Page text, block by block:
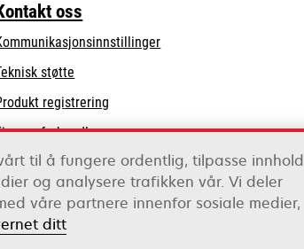
tab
oss
støtte
a
new
tab
registrering
en forhandler
over grossister
til å fungere ordentlig, tilpasse innhold
og analysere trafikken vår. Vi deler
våre partnere innenfor sosiale medier,
ditt